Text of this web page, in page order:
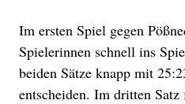
Im ersten Spiel gegen
Spielerinnen schnell ins
beiden Sätze knapp mit
entscheiden. Im dritten